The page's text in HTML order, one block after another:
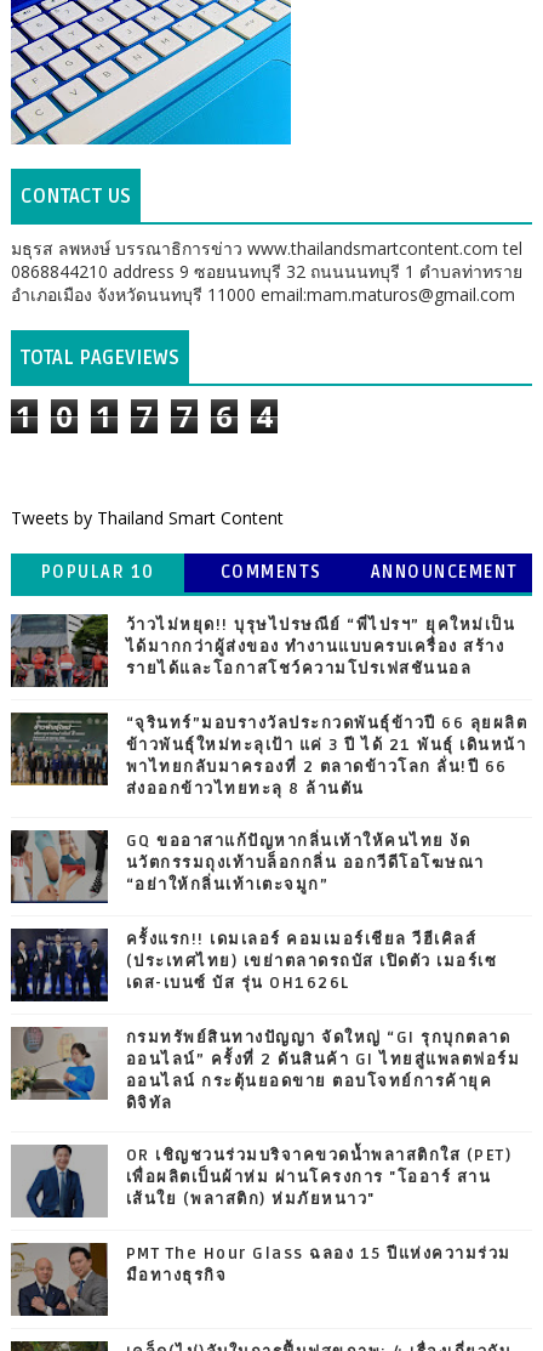
CONTACT US
มธุรส ลพหงษ์ บรรณาธิการข่าว www.thailandsmartcontent.com tel
0868844210 address 9 ซอยนนทบุรี 32 ถนนนนทบุรี 1 ตำบลท่าทราย
อำเภอเมือง จังหวัดนนทบุรี 11000 email:mam.maturos@gmail.com
TOTAL PAGEVIEWS
1 0 1 7 7 6 4
Tweets by Thailand Smart Content
POPULAR 10 COMMENTS ANNOUNCEMENT
ว้าวไม่หยุด!! บุรุษไปรษณีย์ “พี่ไปรฯ” ยุคใหม่เป็น
ได้มากกว่าผู้ส่งของ ทำงานแบบครบเครื่อง สร้าง
รายได้และโอกาสโชว์ความโปรเฟสชันนอล
“จุรินทร์”มอบรางวัลประกวดพันธุ์ข้าวปี 66 ลุยผลิต
ข้าวพันธุ์ใหม่ทะลุเป้า แค่ 3 ปี ได้ 21 พันธุ์ เดินหน้า
พาไทยกลับมาครองที่ 2 ตลาดข้าวโลก ลั่น!ปี 66
ส่งออกข้าวไทยทะลุ 8 ล้านตัน
GQ ขออาสาแก้ปัญหากลิ่นเท้าให้คนไทย งัด
นวัตกรรมถุงเท้าบล็อกกลิ่น ออกวีดีโอโฆษณา
“อย่าให้กลิ่นเท้าเตะจมูก”
ครั้งแรก!! เดมเลอร์ คอมเมอร์เชียล วีฮีเคิลส์
(ประเทศไทย) เขย่าตลาดรถบัส เปิดตัว เมอร์เซ
เดส-เบนซ์ บัส รุ่น OH1626L
กรมทรัพย์สินทางปัญญา จัดใหญ่ “GI รุกบุกตลาด
ออนไลน์” ครั้งที่ 2 ดันสินค้า GI ไทยสู่แพลตฟอร์ม
ออนไลน์ กระตุ้นยอดขาย ตอบโจทย์การค้ายุค
ดิจิทัล
OR เชิญชวนร่วมบริจาคขวดน้ำพลาสติกใส (PET)
เพื่อผลิตเป็นผ้าห่ม ผ่านโครงการ "โออาร์ สาน
เส้นใย (พลาสติก) ห่มภัยหนาว"
PMT The Hour Glass ฉลอง 15 ปีแห่งความร่วม
มือทางธุรกิจ